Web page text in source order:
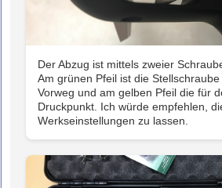
Der Abzug ist mittels zweier
Am grünen Pfeil ist die
Vorweg und am gelben Pfeil die für
Druckpunkt. Ich würde empfehlen,
Werkseinstellungen zu lassen.